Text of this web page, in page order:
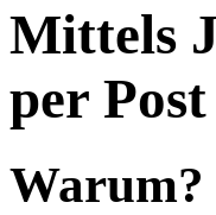
Mittels
per
Warum?